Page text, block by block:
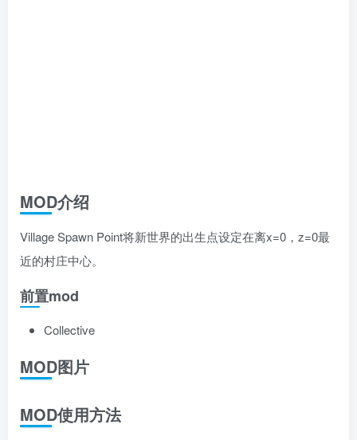
MOD介绍
Village Spawn Point将新世界的出生点设定在离x=0，z=0最
近的村庄中心。
前置mod
Collective
MOD图片
MOD使用方法